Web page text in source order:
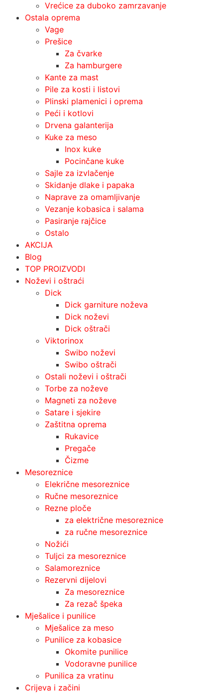
Vrećice za duboko zamrzavanje
Ostala oprema
Vage
Prešice
Za čvarke
Za hamburgere
Kante za mast
Pile za kosti i listovi
Plinski plamenici i oprema
Peći i kotlovi
Drvena galanterija
Kuke za meso
Inox kuke
Pocinčane kuke
Sajle za izvlačenje
Skidanje dlake i papaka
Naprave za omamljivanje
Vezanje kobasica i salama
Pasiranje rajčice
Ostalo
AKCIJA
Blog
TOP PROIZVODI
Noževi i oštraći
Dick
Dick garniture noževa
Dick noževi
Dick oštrači
Viktorinox
Swibo noževi
Swibo oštrači
Ostali noževi i oštrači
Torbe za noževe
Magneti za noževe
Satare i sjekire
Zaštitna oprema
Rukavice
Pregače
Čizme
Mesoreznice
Elekrične mesoreznice
Ručne mesoreznice
Rezne ploče
za električne mesoreznice
za ručne mesoreznice
Nožići
Tuljci za mesoreznice
Salamoreznice
Rezervni dijelovi
Za mesoreznice
Za rezač špeka
Mješalice i punilice
Mješalice za meso
Punilice za kobasice
Okomite punilice
Vodoravne punilice
Punilica za vratinu
Crijeva i začini